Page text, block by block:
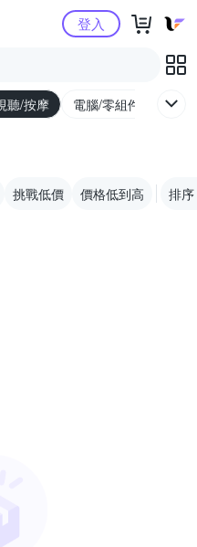
購物中心登入
聽/按摩 電腦/零組件/週邊/遊
挑戰低價 價格低到高 排序